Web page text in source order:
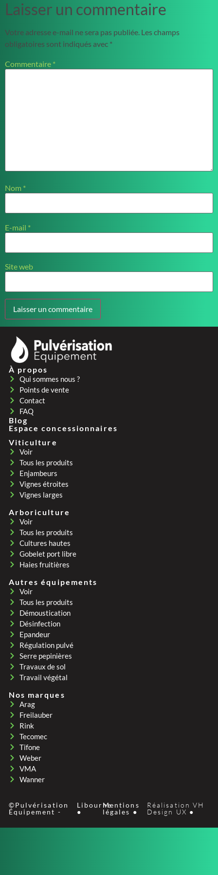
Laisser un commentaire
Votre adresse e-mail ne sera pas publiée. Les champs
obligatoires sont indiqués avec *
Commentaire *
Nom *
E-mail *
Site web
À propos
Qui sommes nous ?
Points de vente
Contact
FAQ
Blog
Espace concessionnaires
Viticulture
Voir
Tous les produits
Enjambeurs
Vignes étroites
Vignes larges
Arboriculture
Voir
Tous les produits
Cultures hautes
Gobelet port libre
Haies fruitières
Autres équipements
Voir
Tous les produits
Démoustication
Désinfection
Epandeur
Régulation pulvé
Serre pepinières
Travaux de sol
Travail végétal
Nos marques
Arag
Freilauber
Rink
Tecomec
Tifone
Weber
VMA
Wanner
©Pulvérisation
Équipement -
Libourne
●
Mentions
légales ●
Réalisation VH
Design UX ●